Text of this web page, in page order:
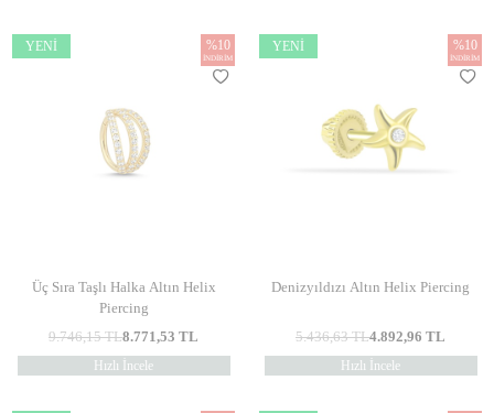
YENI %10
İNDIRIM
Üç Sıra Taşlı Halka Altın Helix
Piercing
9.746,15TL8.771,53 TL
Hızlı İncele
YENI %10
İNDIRIM
Denizyıldızı Altın Helix Piercing
5.436,63TL4.892,96 TL
Hızlı İncele